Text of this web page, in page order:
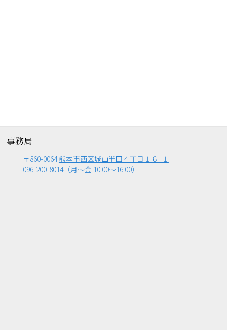
事務局
〒860-0064熊本市西区城山半田４丁目１６−１
096-200-8014（月～金 10:00～16:00）